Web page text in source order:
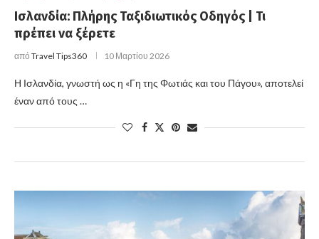
Ισλανδία: Πλήρης Ταξιδιωτικός Οδηγός | Τι
πρέπει να ξέρετε
από Travel Tips360 10 Μαρτίου 2026
Η Ισλανδία, γνωστή ως η «Γη της Φωτιάς και του Πάγου», αποτελεί
έναν από τους …